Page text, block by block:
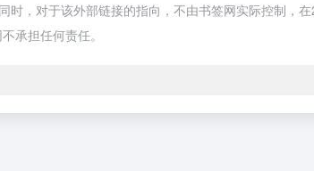
，对于该外部链接的指向，不由书签网实际控制，
承担任何责任。